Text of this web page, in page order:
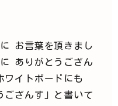
お言葉を頂きまし
ありがとうござん
イトボードにも
ござんす」と書いて